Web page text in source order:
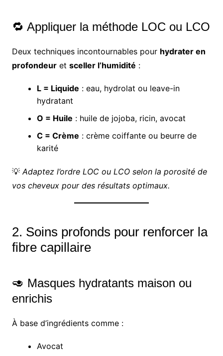
🔁 Appliquer la méthode LOC ou LCO
Deux techniques incontournables pour hydrater en
profondeuret sceller l’humidité :
L = Liquide : eau, hydrolat ou leave-in
hydratant
O = Huile : huile de jojoba, ricin, avocat
C = Crème : crème coiffante ou beurre de
karité
💡Adaptez l’ordre LOC ou LCO selon la porosité de
vos cheveux pour des résultats optimaux.
2. Soins profonds pour renforcer la
fibre capillaire
🥑 Masques hydratants maison ou
enrichis
À base d’ingrédients comme :
Avocat